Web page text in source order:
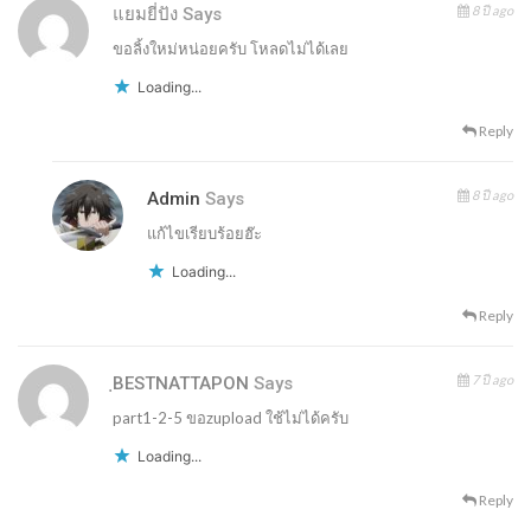
แยมยี่ปัง Says 8 ปี ago
ขอลิ้งใหม่หน่อยครับ โหลดไม่ได้เลย
Loading...
Reply
Admin Says 8 ปี ago
แก้ไขเรียบร้อยฮ๊ะ
Loading...
Reply
ฺBESTNATTAPON Says 7 ปี ago
part1-2-5 ขอzupload ใช้ไม่ได้ครับ
Loading...
Reply